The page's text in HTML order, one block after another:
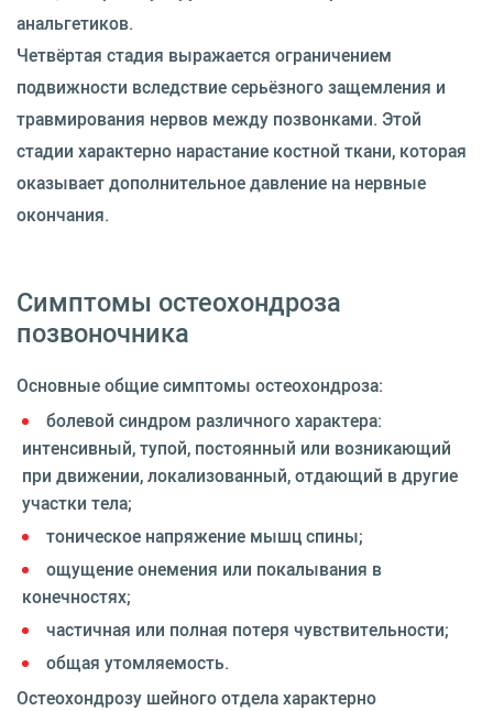
анальгетиков.
Четвёртая стадия выражается ограничением
подвижности вследствие серьёзного защемления и
травмирования нервов между позвонками. Этой
стадии характерно нарастание костной ткани, которая
оказывает дополнительное давление на нервные
окончания.
Симптомы остеохондроза
позвоночника
Основные общие симптомы остеохондроза:
болевой синдром различного характера:
интенсивный, тупой, постоянный или возникающий
при движении, локализованный, отдающий в другие
участки тела;
тоническое напряжение мышц спины;
ощущение онемения или покалывания в
конечностях;
частичная или полная потеря чувствительности;
общая утомляемость.
Остеохондрозу шейного отдела характерно